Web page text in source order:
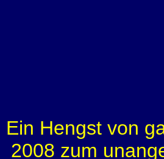
Ein Hengst von
2008 zum